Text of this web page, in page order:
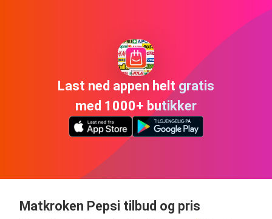
Last ned appen helt gratis
med 1000+ butikker
Matkroken Pepsi tilbud og pris